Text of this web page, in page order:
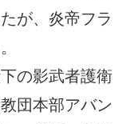
が、炎帝フラ
の影武者護衛
団本部アバン